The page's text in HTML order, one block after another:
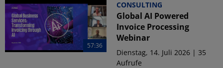
57:36
CONSULTING
Global AI Powered
Invoice Processing
Webinar
Dienstag, 14. Juli 2026 | 35
Aufrufe